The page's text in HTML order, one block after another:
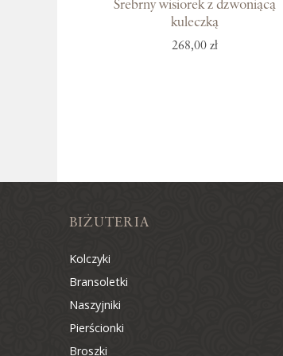
Srebrny wisiorek z dzwoniącą
kuleczką
268,00 zł
BIŻUTERIA
Kolczyki
Bransoletki
Naszyjniki
Pierścionki
Broszki